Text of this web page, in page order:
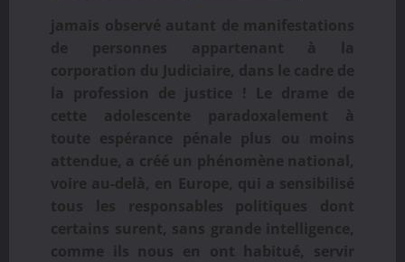
jamais observé autant de manifestations
de personnes appartenant à la
corporation du Judiciaire, dans le cadre de
la profession de justice ! Le drame de
cette adolescente paradoxalement à
toute espérance pénale plus ou moins
attendue, a créé un phénomène national,
voire au-delà, en Europe, qui a sensibilisé
tous les responsables politiques dont
certains surent, sans grande intelligence,
comme ils nous en ont habitué, servir